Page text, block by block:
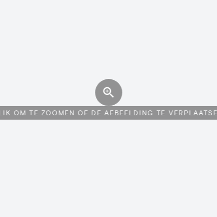
OM TE ZOOMEN OF DE AFBEELDING TE